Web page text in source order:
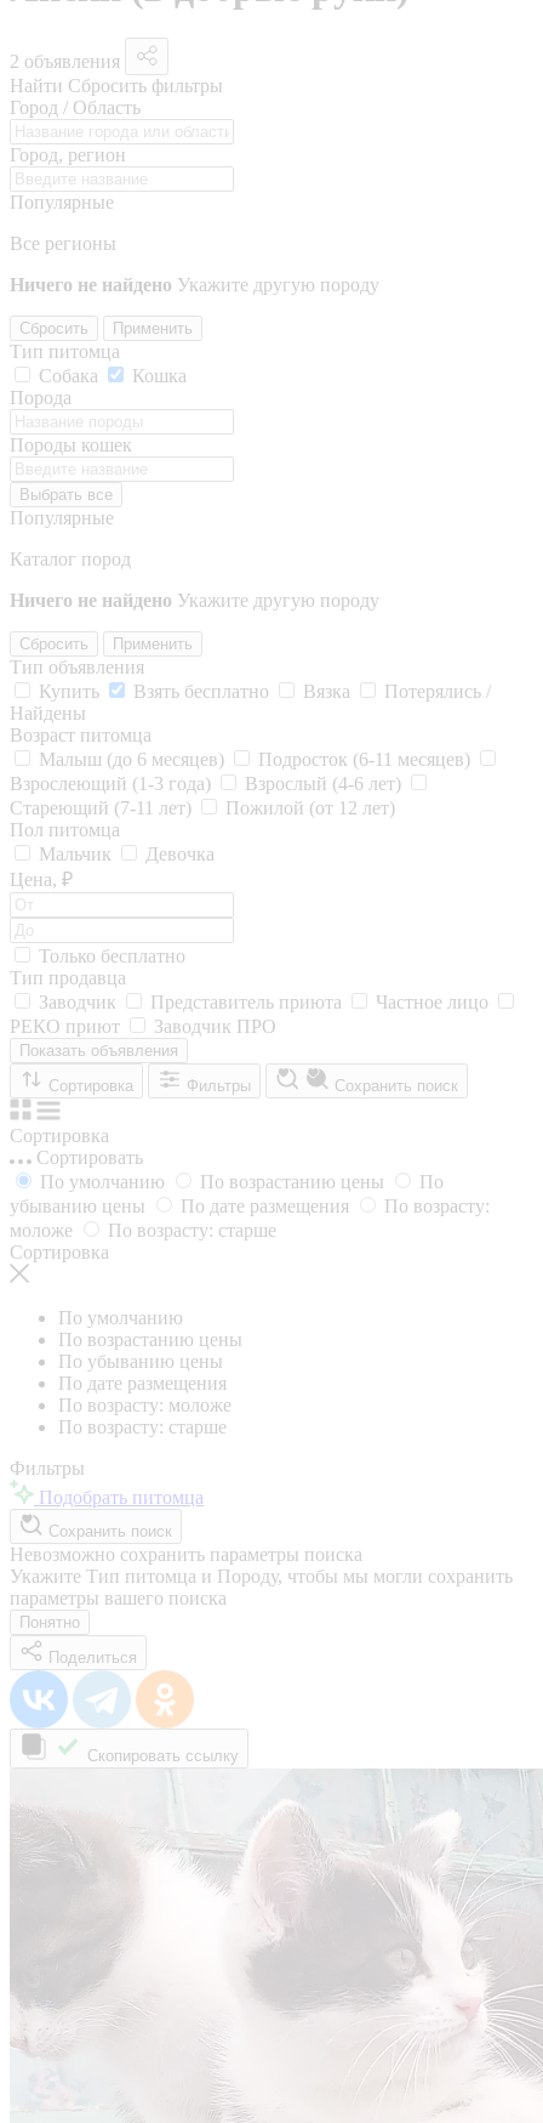
2 объявления
Найти Сбросить фильтры
Город / Область
Город, регион
Популярные
Все регионы
Ничего не найдено Укажите другую породу
Сбросить Применить
Тип питомца
Собака
Кошка
Порода
Породы кошек
Выбрать все
Популярные
Каталог пород
Ничего не найдено Укажите другую породу
Сбросить Применить
Тип объявления
Купить
Взять бесплатно Вязка
Потерялись /
Найдены
Возраст питомца
Малыш (до 6 месяцев)
Подросток (6-11 месяцев)
Взрослеющий (1-3 года)
Взрослый (4-6 лет)
Стареющий (7-11 лет)
Пожилой (от 12 лет)
Пол питомца
Мальчик
Девочка
Цена, ₽
Только бесплатно
Тип продавца
Заводчик
Представитель приюта
Частное лицо
РЕКО приют
Заводчик ПРО
Показать объявления
Сортировка
Фильтры Сохранить поиск
Сортировка
Сортировать
По умолчанию
По возрастанию цены
По
убыванию цены
По дате размещения
По возрасту:
моложе
По возрасту: старше
Сортировка
По умолчанию
По возрастанию цены
По убыванию цены
По дате размещения
По возрасту: моложе
По возрасту: старше
Фильтры
Подобрать питомца
Сохранить поиск
Невозможно сохранить параметры поиска
Укажите Тип питомца и Породу, чтобы мы могли сохранить
параметры вашего поиска
Понятно
Поделиться
Скопировать ссылку